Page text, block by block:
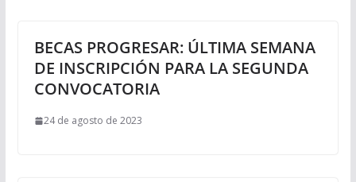
BECAS PROGRESAR: ÚLTIMA SEMANA
DE INSCRIPCIÓN PARA LA SEGUNDA
CONVOCATORIA
24 de agosto de 2023